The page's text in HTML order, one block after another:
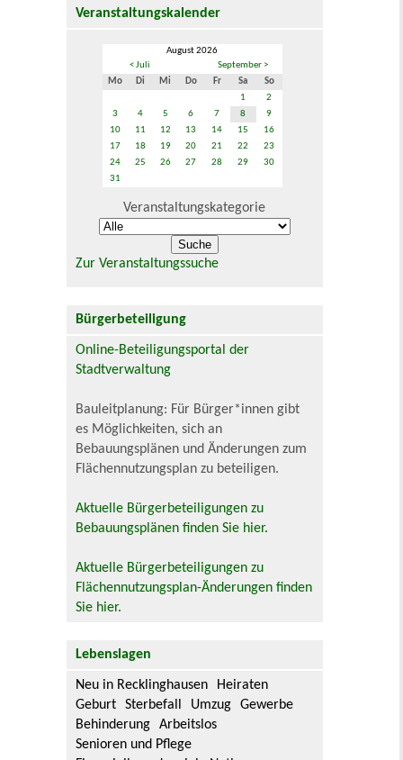
Veranstaltungskalender
August 2026
< Juli
September >
Mo
Di Mi Do Fr Sa
So
1
2
3
4 5 6 7 8
9
10
11 12 13 14 15
16
17
18 19 20 21 22
23
24
25 26 27 28 29
30
31
Veranstaltungskategorie
Zur Veranstaltungssuche
Bürgerbeteiligung
Online-Beteiligungsportal der
Stadtverwaltung
Bauleitplanung: Für Bürger*innen gibt
es Möglichkeiten, sich an
Bebauungsplänen und Änderungen zum
Flächennutzungsplan zu beteiligen.
Aktuelle Bürgerbeteiligungen zu
Bebauungsplänen finden Sie hier.
Aktuelle Bürgerbeteiligungen zu
Flächennutzungsplan-Änderungen finden
Sie hier.
Lebenslagen
Neu in Recklinghausen
Heiraten
Geburt
Sterbefall Umzug
Gewerbe
Behinderung
Arbeitslos
Senioren und Pflege